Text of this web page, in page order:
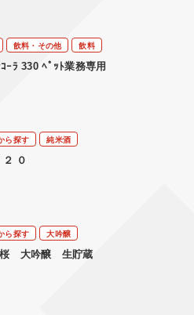
飲料・その他
飲料
ｰﾗ 330 ﾍﾟｯﾄ業務専用
ら探す
純米酒
０
ら探す
大吟醸
桜 大吟醸 生貯蔵